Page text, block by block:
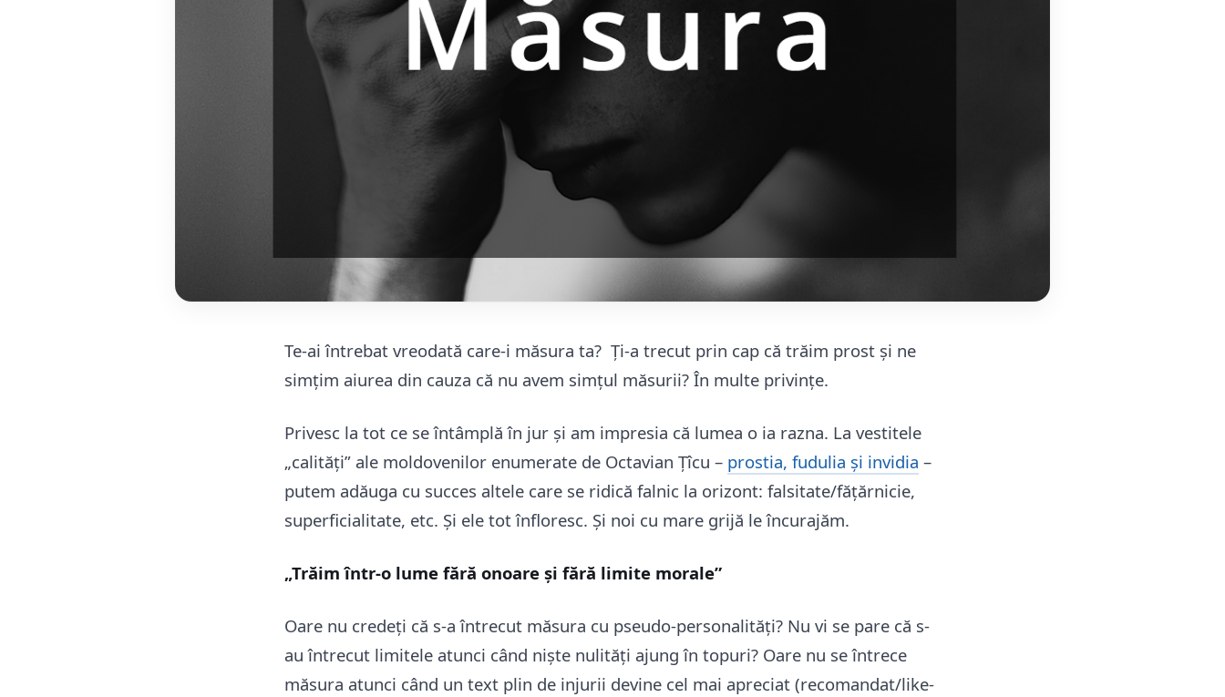
Te-ai întrebat vreodată care-i măsura ta? Ți-a trecut prin cap că trăim prost și ne
simțim aiurea din cauza că nu avem simțul măsurii? În multe privințe.
Privesc la tot ce se întâmplă în jur și am impresia că lumea o ia razna. La vestitele
„calități” ale moldovenilor enumerate de Octavian Țîcu – prostia, fudulia și invidia –
putem adăuga cu succes altele care se ridică falnic la orizont: falsitate/fățărnicie,
superficialitate, etc. Și ele tot înfloresc. Și noi cu mare grijă le încurajăm.
„Trăim într-o lume fără onoare și fără limite morale”
Oare nu credeți că s-a întrecut măsura cu pseudo-personalități? Nu vi se pare că s-
au întrecut limitele atunci când niște nulități ajung în topuri? Oare nu se întrece
măsura atunci când un text plin de injurii devine cel mai apreciat (recomandat/like-